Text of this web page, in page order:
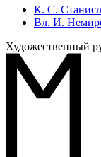
К. С.
Вл. И.
Художественный